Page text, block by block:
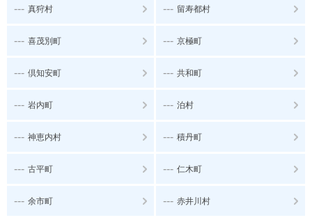
--- 真狩村 --- 留寿都村
--- 喜茂別町 --- 京極町
--- 倶知安町 --- 共和町
--- 岩内町 --- 泊村
--- 神恵内村 --- 積丹町
--- 古平町 --- 仁木町
--- 余市町 --- 赤井川村